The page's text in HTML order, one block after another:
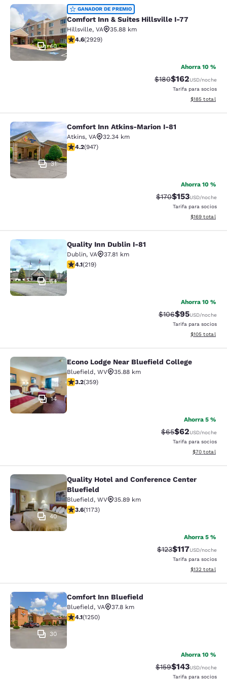
Comfort Inn & Suites Hillsville I-77
40
GANADOR DE PREMIO
Comfort Inn & Suites Hillsville I-77
Hillsville, VA
35.88 km
calificación de 4.6 estrellas. Excepcional. 2929
4.6(2929)
Ahorra 10 %
Precio tachado:
$180Precio con
$162USD/noche
Tarifa para socios
Ver detalles
$185 total
Comfort Inn Atkins-Marion I-81
31
Comfort Inn Atkins-Marion I-81
Atkins, VA
32.34 km
calificación de 4.24 estrellas. Excelente. 947 reseñas
4.2(947)
Ahorra 10 %
Precio tachado:
$170Precio con
$153USD/noche
Tarifa para socios
Ver detalles
$169 total
Quality Inn Dublin I-81
54
Quality Inn Dublin I-81
Dublin, VA
37.81 km
calificación de 4.08 estrellas. Muy bueno. 219 reseñas
4.1(219)
Ahorra 10 %
Precio tachado:
$106Precio con
$95USD/noche
Tarifa para socios
Ver detalles
$105 total
Econo Lodge Near Bluefield College
14
Econo Lodge Near Bluefield College
Bluefield, WV
35.88 km
calificación de 3.21 estrellas. Bueno. 359 reseñas
3.2(359)
Ahorra 5 %
Precio tachado:
$65Precio con
$62USD/noche
Tarifa para socios
Ver detalles
$70 total
Quality Hotel and Conference
40
Quality Hotel and Conference Center
Bluefield
Bluefield, WV
35.89 km
calificación de 3.58 estrellas. Bueno. 1173 reseñas
3.6(1173)
Ahorra 5 %
Precio tachado:
$123Precio con
$117USD/noche
Tarifa para socios
Ver detalles
$132 total
Comfort Inn Bluefield
30
Comfort Inn Bluefield
Bluefield, VA
37.8 km
calificación de 4.08 estrellas. Muy bueno. 1250
4.1(1250)
Ahorra 10 %
Precio tachado:
$159Precio con
$143USD/noche
Tarifa para socios